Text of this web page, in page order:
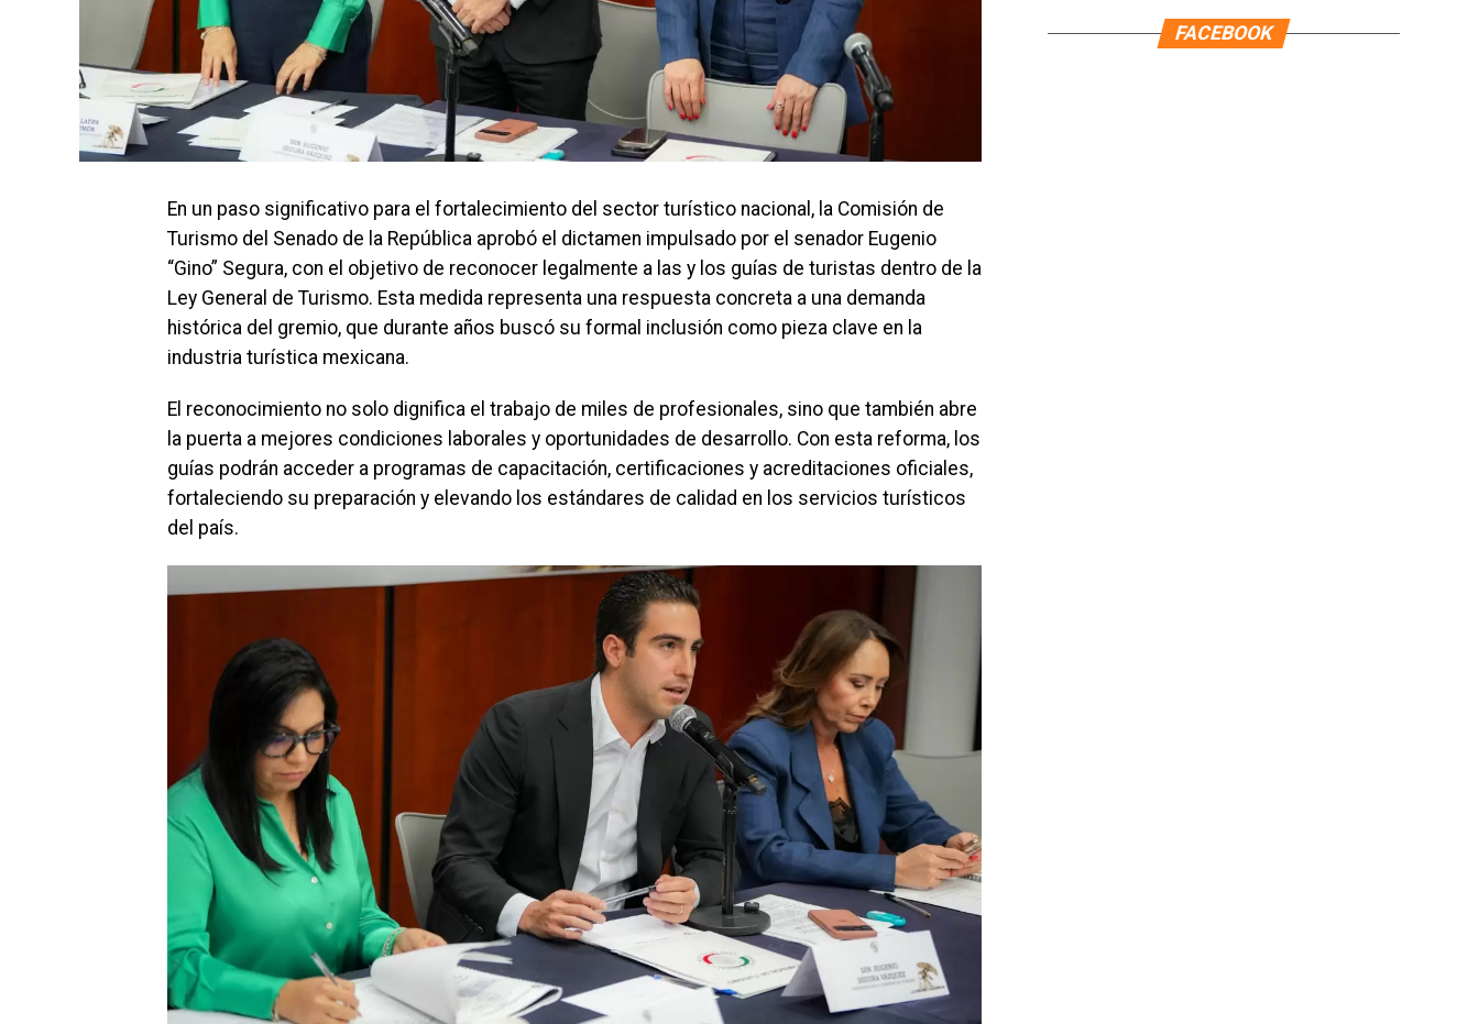
En un paso significativo para el fortalecimiento del sector turístico nacional, la Comisión de
Turismo del Senado de la República aprobó el dictamen impulsado por el senador Eugenio
“Gino” Segura, con el objetivo de reconocer legalmente a las y los guías de turistas dentro de la
Ley General de Turismo. Esta medida representa una respuesta concreta a una demanda
histórica del gremio, que durante años buscó su formal inclusión como pieza clave en la
industria turística mexicana.
El reconocimiento no solo dignifica el trabajo de miles de profesionales, sino que también abre
la puerta a mejores condiciones laborales y oportunidades de desarrollo. Con esta reforma, los
guías podrán acceder a programas de capacitación, certificaciones y acreditaciones oficiales,
fortaleciendo su preparación y elevando los estándares de calidad en los servicios turísticos
del país.
FACEBOOK